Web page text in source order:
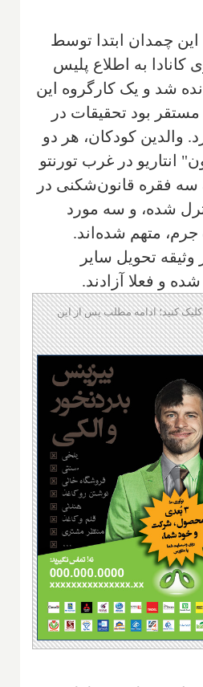
چمدان ابتدا توسط
به اطلاع پلیس
شد و یک کارگروه این
مستقر بود تحقیقات در
والدین کودکان، هر دو
انتاریو در غرب تورنتو
سه فقره قانون‌شکنی در
شده، و سه مورد
جرم، متهم شده‌اند.
وثیقه تحویل سایر
شده و فعلا آزادند.
کنید؛ ادامه مطلب پس از این